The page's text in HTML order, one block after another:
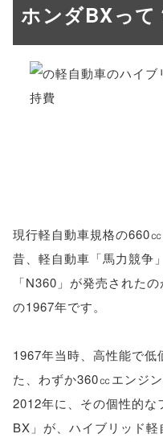
ホンダBXって
現行軽自動車規格の660
昔、軽自動車「馬力競争
「N360」が発売された
の1967年です。
1967年当時、高性能で
た、わずか360㏄エンジ
2012年に、その個性的な
BX」が、ハイブリッド